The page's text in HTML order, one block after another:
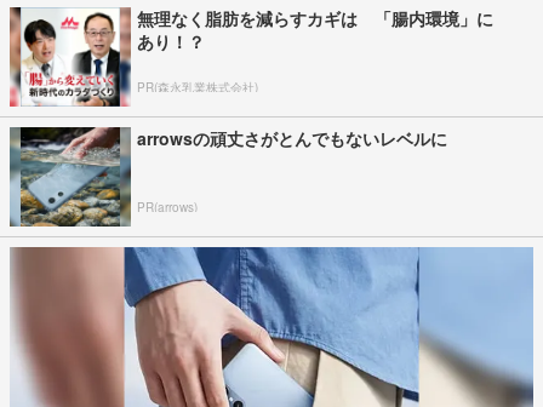
無理なく脂肪を減らすカギは 「腸内環境」に
あり！？
PR(森永乳業株式会社)
arrowsの頑丈さがとんでもないレベルに
PR(arrows)